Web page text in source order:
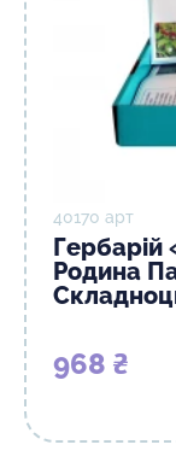
40170 арт
Гербарій
Родина
968 ₴